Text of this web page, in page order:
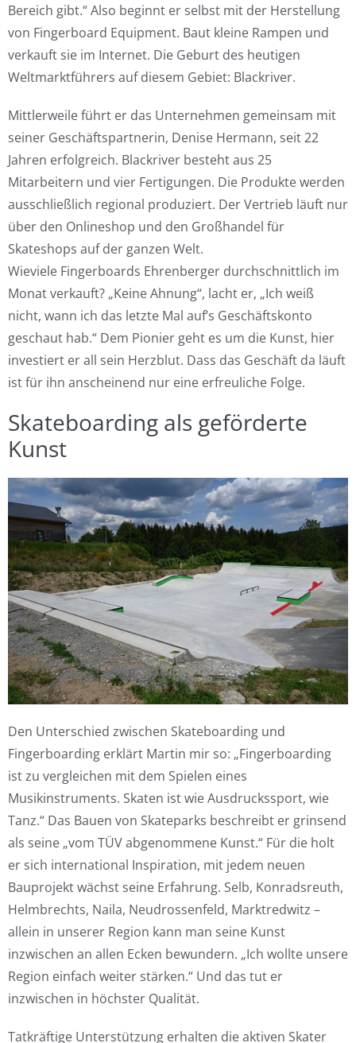
Bereich gibt.“ Also beginnt er selbst mit der Herstellung
von Fingerboard Equipment. Baut kleine Rampen und
verkauft sie im Internet. Die Geburt des heutigen
Weltmarktführers auf diesem Gebiet: Blackriver.
Mittlerweile führt er das Unternehmen gemeinsam mit
seiner Geschäftspartnerin, Denise Hermann, seit 22
Jahren erfolgreich. Blackriver besteht aus 25
Mitarbeitern und vier Fertigungen. Die Produkte werden
ausschließlich regional produziert. Der Vertrieb läuft nur
über den Onlineshop und den Großhandel für
Skateshops auf der ganzen Welt.
Wieviele Fingerboards Ehrenberger durchschnittlich im
Monat verkauft? „Keine Ahnung“, lacht er, „Ich weiß
nicht, wann ich das letzte Mal auf’s Geschäftskonto
geschaut hab.“ Dem Pionier geht es um die Kunst, hier
investiert er all sein Herzblut. Dass das Geschäft da läuft
ist für ihn anscheinend nur eine erfreuliche Folge.
Skateboarding als geförderte
Kunst
Den Unterschied zwischen Skateboarding und
Fingerboarding erklärt Martin mir so: „Fingerboarding
ist zu vergleichen mit dem Spielen eines
Musikinstruments. Skaten ist wie Ausdruckssport, wie
Tanz.“ Das Bauen von Skateparks beschreibt er grinsend
als seine „vom TÜV abgenommene Kunst.“ Für die holt
er sich international Inspiration, mit jedem neuen
Bauprojekt wächst seine Erfahrung. Selb, Konradsreuth,
Helmbrechts, Naila, Neudrossenfeld, Marktredwitz –
allein in unserer Region kann man seine Kunst
inzwischen an allen Ecken bewundern. „Ich wollte unsere
Region einfach weiter stärken.“ Und das tut er
inzwischen in höchster Qualität.
Tatkräftige Unterstützung erhalten die aktiven Skater